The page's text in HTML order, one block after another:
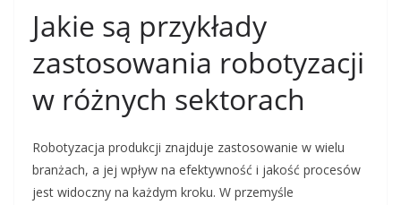
Jakie są przykłady
zastosowania robotyzacji
w różnych sektorach
Robotyzacja produkcji znajduje zastosowanie w wielu
branżach, a jej wpływ na efektywność i jakość procesów
jest widoczny na każdym kroku. W przemyśle